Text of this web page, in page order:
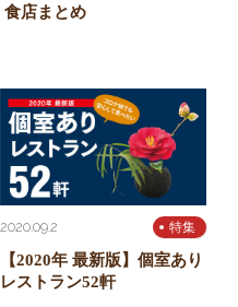
食店まとめ
2020.09.2 特集
【2020年 最新版】個室あり
レストラン52軒